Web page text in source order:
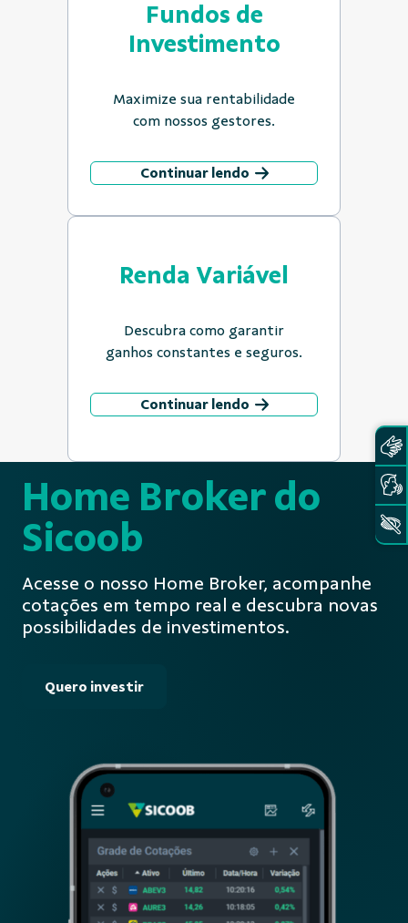
Fundos de
Investimento
Maximize sua rentabilidade
com nossos gestores.
Continuar lendo
Renda Variável
Descubra como garantir
ganhos constantes e seguros.
Continuar lendo
Home Broker do
Sicoob
Acesse o nosso Home Broker, acompanhe
cotações em tempo real e descubra novas
possibilidades de investimentos.
Quero investir